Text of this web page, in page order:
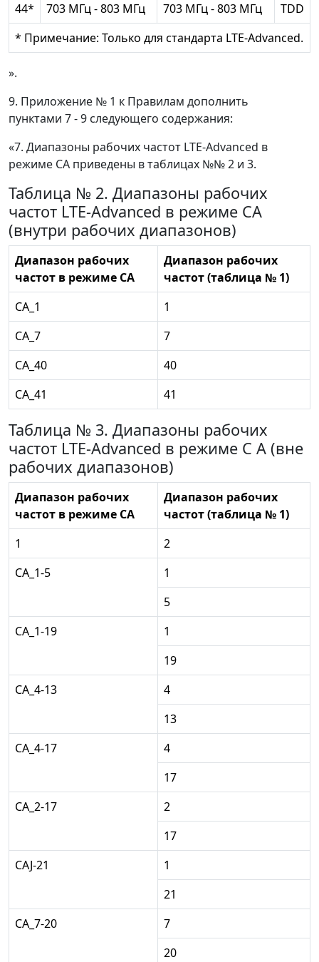
44* 703 МГц - 803 МГц 703 МГц - 803 МГц
TDD
* Примечание: Только для стандарта LTE-Advanced.
».
9. Приложение № 1 к Правилам дополнить
пунктами 7 - 9 следующего содержания:
«7. Диапазоны рабочих частот LTE-Advanced в
режиме СА приведены в таблицах №№ 2 и 3.
Таблица № 2. Диапазоны рабочих
частот LTE-Advanced в режиме СА
(внутри рабочих диапазонов)
Диапазон рабочих
частот в режиме СА
Диапазон рабочих
частот (таблица № 1)
СА_1
1
СА_7
7
СА_40
40
СА_41
41
Таблица № 3. Диапазоны рабочих
частот LTE-Advanced в режиме С А (вне
рабочих диапазонов)
Диапазон рабочих
частот в режиме СА
Диапазон рабочих
частот (таблица № 1)
1
2
СА_1-5
1
5
СА_1-19
1
19
СА_4-13
4
13
СА_4-17
4
17
СА_2-17
2
17
CAJ-21
1
21
СА_7-20
7
20